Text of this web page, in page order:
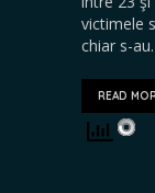
victimele
chiar s-
READ